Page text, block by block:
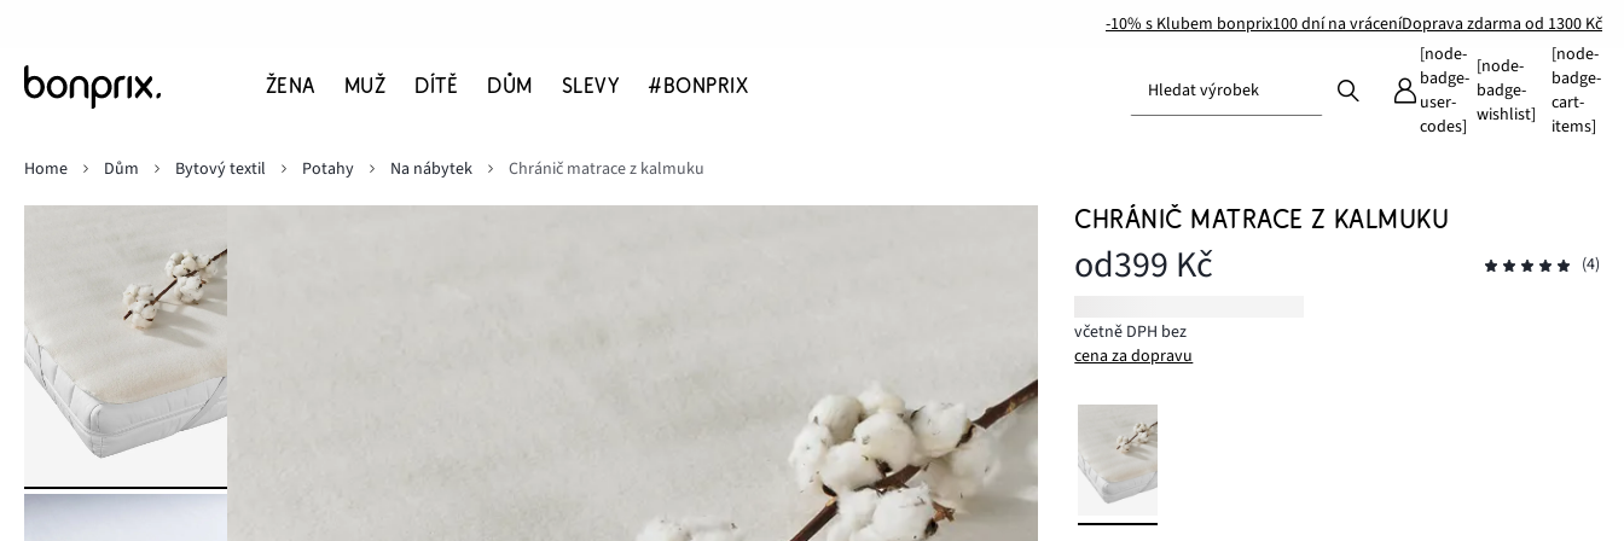
-10% s Klubem bonprix100 dní na vráceníDoprava zdarma od 1300 Kč
ŽENA MUŽ DÍTĚ DŮM SLEVY #BONPRIX Hledat výrobek
[node-
badge-
user-
codes]
[node-
badge-
wishlist]
[node-
badge-
cart-
items]
Home
Dům Bytový textil Potahy Na nábytek Chránič matrace z kalmuku
CHRÁNIČ MATRACE Z KALMUKU
od399 Kč (4)
včetně DPH bez
cena za dopravu